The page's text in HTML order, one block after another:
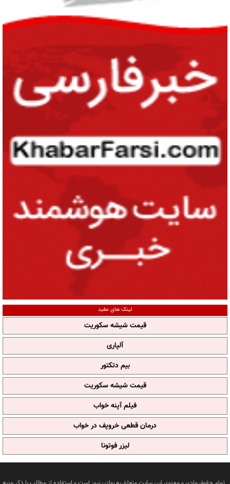
لینک های مفید
قیمت شیشه سکوریت
آلپاری
بیم دتکتور
قیمت شیشه سکوریت
فیلم آپنه خواب
درمان قطعی خروپف در خواب
لیزر فوتونا